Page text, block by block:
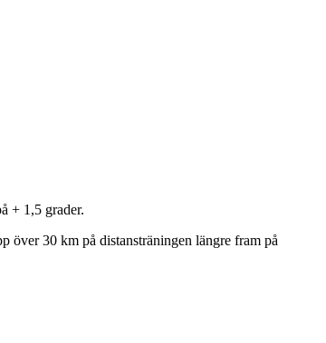
+ 1,5 grader.
över 30 km på distansträningen längre fram på